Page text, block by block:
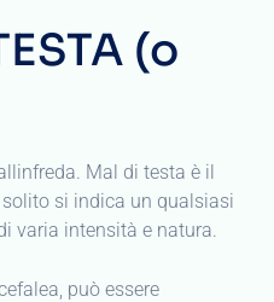
(o
Mal di testa è il
si indica un qualsiasi
varia intensità e natura.
può essere